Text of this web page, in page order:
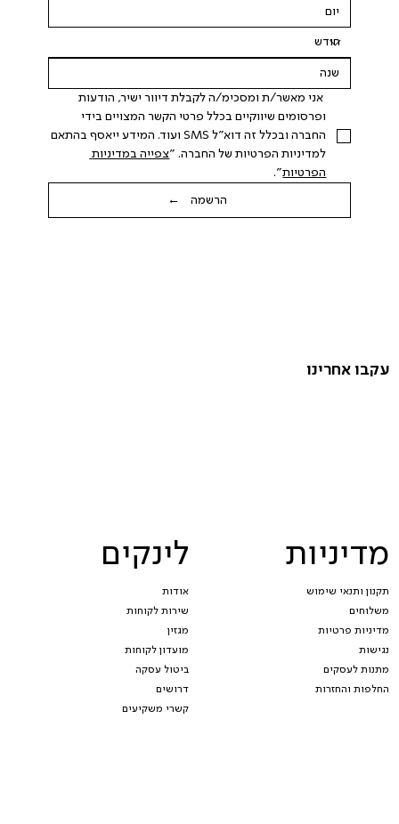
מדיניות
תקנון ותנאי שימוש
משלוחים
מדיניות פרטיות
נגישות
מתנות לעסקים
החלפות והחזרות
לינקים
אודות
שירות לקוחות
מגזין
מועדון לקוחות
ביטול עסקה
דרושים
קשרי משקיעים
עקבו אחרינו
אני מאשר/ת ומסכימ/ה לקבלת דיוור ישיר, הודעות
החברה ובכלל זה דוא"ל SMS ועוד. המידע ייאסף בהתאם
למדיניות הפרטיות של החברה. "
צפייה במדיניות
הפרטיות".
הרשמה ←